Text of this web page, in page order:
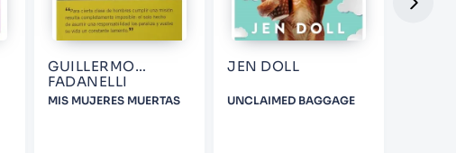
GUILLERMO
FADANELLI
MIS MUJERES MUERTAS
JEN DOLL
UNCLAIMED BAGGAGE